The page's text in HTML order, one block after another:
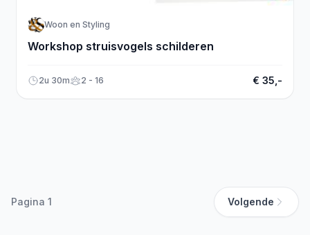
Woon en Styling
Workshop struisvogels schilderen
2u 30m 2 - 16 € 35,-
Pagina 1 Volgende